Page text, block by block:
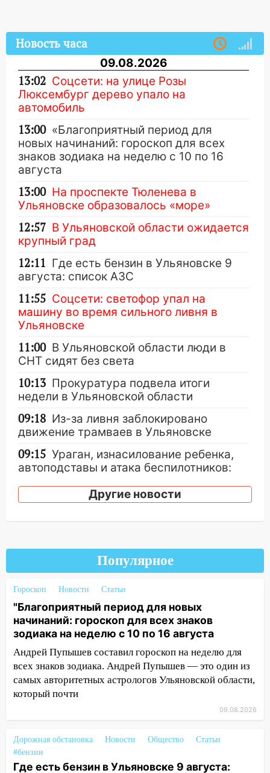
Новость часа
09.08.2026
13:02 Соцсети: на улице Розы
Люксембург дерево упало на
автомобиль
13:00 «Благоприятный период для
новых начинаний: гороскоп для всех
знаков зодиака на неделю с 10 по 16
августа
13:00 На проспекте Тюленева в
Ульяновске образовалось «море»
12:57 В Ульяновской области ожидается
крупный град
12:11 Где есть бензин в Ульяновске 9
августа: список АЗС
11:55 Соцсети: светофор упал на
машину во время сильного ливня в
Ульяновске
11:00 В Ульяновской области люди в
СНТ сидят без света
10:13 Прокуратура подвела итоги
недели в Ульяновской области
09:18 Из-за ливня заблокировано
движение трамваев в Ульяновске
09:15 Ураган, изнасилование ребенка,
автоподставы и атака беспилотников:
Ульяновской области
Внимание! В Цильнинском районе
08:11
На Ульяновск снова надвигается
непогода
07:30 Евро-3 вместо Евро-5: что
означают классы бензина и можно ли
заливать «старое» топливо в
современные автомобили
06:30 Какая погода будет в Ульяновской
05:05
День, когда всё может
измениться: гороскоп на 9 августа —
три знака получат шанс, который нельзя
Другие новости
Популярное
Гороскоп Новости Статьи
"Благоприятный период для новых
начинаний: гороскоп для всех знаков
зодиака на неделю с 10 по 16 августа
Андрей Пупышев составил гороскоп на неделю для
всех знаков зодиака. Андрей Пупышев — это один из
самых авторитетных астрологов Ульяновской области,
который почти
09.08.2026
Дорожная обстановка Новости Общество
Статьи
#бензин
Где есть бензин в Ульяновске 9 августа: